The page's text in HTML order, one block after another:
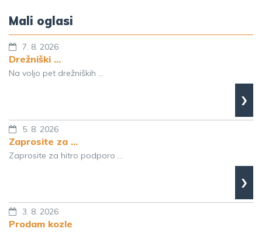
Mali oglasi
7. 8. 2026
Drežniški ...
Na voljo pet drežniških ...
›
5. 8. 2026
Zaprosite za ...
Zaprosite za hitro podporo ...
›
3. 8. 2026
Prodam kozle